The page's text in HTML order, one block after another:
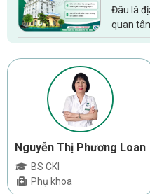
Đâu là
quan
em phụ
Nguyễn Thị Phương Loan
BS CKI
Phụ khoa